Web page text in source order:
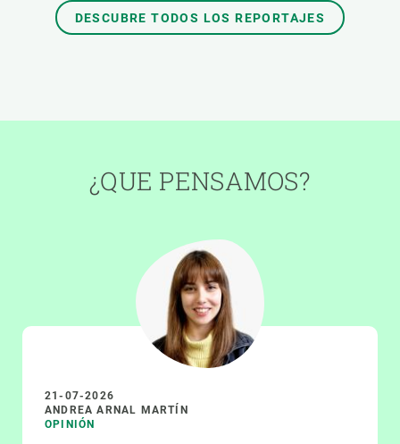
DESCUBRE TODOS LOS REPORTAJES
¿QUE PENSAMOS?
21-07-2026
ANDREA ARNAL MARTÍN
OPINIÓN